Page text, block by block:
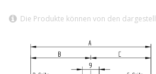
Die Produkte können von den